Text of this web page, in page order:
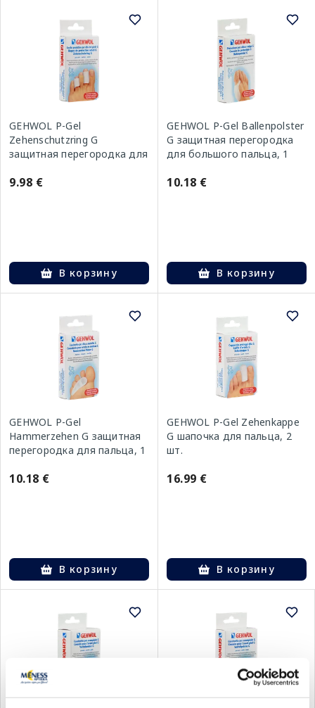
GEHWOL P-Gel
Zehenschutzring G
защитная перегородка для
9.98 €
В корзину
GEHWOL P-Gel Ballenpolster
G защитная перегородка
для большого пальца, 1
10.18 €
В корзину
GEHWOL P-Gel
Hammerzehen G защитная
перегородка для пальца, 1
10.18 €
В корзину
GEHWOL P-Gel Zehenkappe
G шапочка для пальца, 2
шт.
16.99 €
В корзину